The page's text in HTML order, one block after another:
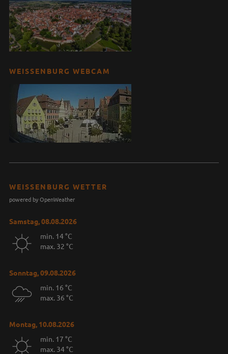
WEISSENBURG WEBCAM
WEISSENBURG WETTER
powered by OpenWeather
Samstag, 08.08.2026
min. 14 °C
max. 32 °C
Sonntag, 09.08.2026
min. 16 °C
max. 36 °C
Montag, 10.08.2026
min. 17 °C
max. 34 °C